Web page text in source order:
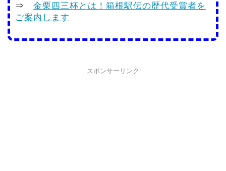
⇒ 金栗四三杯とは！箱根駅伝の歴代受賞者を
ご案内します
スポンサーリンク